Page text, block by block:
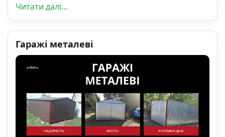
Читати далі...
Гаражі металеві